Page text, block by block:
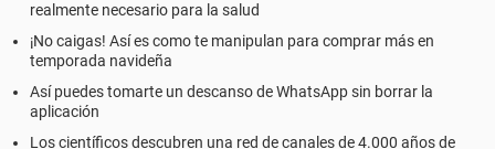
realmente necesario para la salud
¡No caigas! Así es como te manipulan para comprar más en
temporada navideña
Así puedes tomarte un descanso de WhatsApp sin borrar la
aplicación
Los científicos descubren una red de canales de 4.000 años de